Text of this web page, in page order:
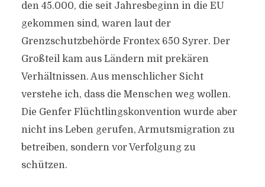
den 45.000, die seit Jahresbeginn in die EU
gekommen sind, waren laut der
Grenzschutzbehörde Frontex 650 Syrer. Der
Großteil kam aus Ländern mit prekären
Verhältnissen. Aus menschlicher Sicht
verstehe ich, dass die Menschen weg wollen.
Die Genfer Flüchtlingskonvention wurde aber
nicht ins Leben gerufen, Armutsmigration zu
betreiben, sondern vor Verfolgung zu
schützen.